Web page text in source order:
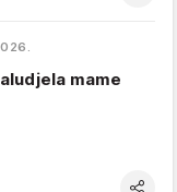
mame